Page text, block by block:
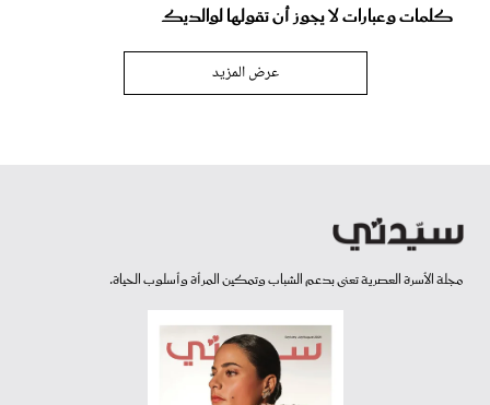
كلمات وعبارات لا يجوز أن تقولها لوالديك
عرض المزيد
مجلة الأسرة العصرية تعنى بدعم الشباب وتمكين المرأة وأسلوب الحياة.